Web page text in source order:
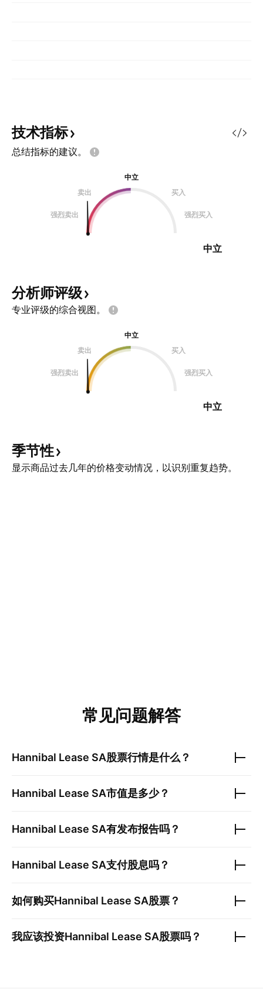
技术指标
总结指标的建议。
中立
卖出
买入
强烈卖出 强烈买入
中立
分析师评级
专业评级的综合视图。
中立
卖出
买入
强烈卖出 强烈买入
中立
季节性
显示商品过去几年的价格变动情况，以识别重复趋势。
常见问题解答
Hannibal Lease SA股票行情是什么？
Hannibal Lease SA市值是多少？
Hannibal Lease SA有发布报告吗？
Hannibal Lease SA支付股息吗？
如何购买Hannibal Lease SA股票？
我应该投资Hannibal Lease SA股票吗？